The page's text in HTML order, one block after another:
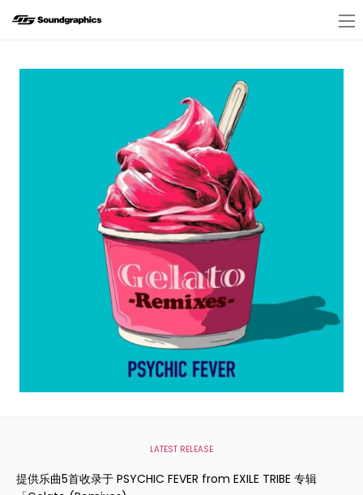
LATEST RELEASE
提供乐曲5首收录于 PSYCHIC FEVER from EXILE TRIBE 专辑